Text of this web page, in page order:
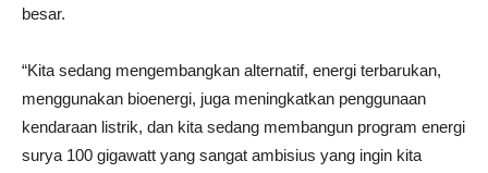
besar.
“Kita sedang mengembangkan alternatif, energi terbarukan,
menggunakan bioenergi, juga meningkatkan penggunaan
kendaraan listrik, dan kita sedang membangun program energi
surya 100 gigawatt yang sangat ambisius yang ingin kita